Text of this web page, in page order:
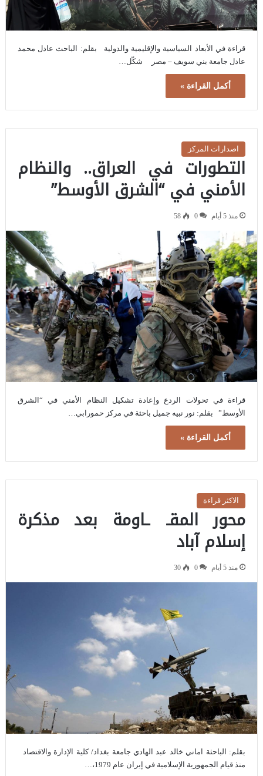
قراءة في الأبعاد السياسية والإقليمية والدولية بقلم: الباحث عادل محمد
عادل جامعة بني سويف – مصر شكّل…
أكمل القراءة »
اصدارات المركز
التطورات في العراق.. والنظام
الأمني في “الشرق الأوسط”
منذ 5 أيام 0
58
قراءة في تحولات الردع وإعادة تشكيل النظام الأمني في “الشرق
الأوسط” بقلم: نور نبيه جميل باحثة في مركز حمورابي…
أكمل القراءة »
الاكثر قراءة
محور المقـ ـاومة بعد مذكرة
إسلام آباد
منذ 5 أيام 0
30
بقلم: الباحثة اماني خالد عبد الهادي جامعة بغداد/ كلية الإدارة والاقتصاد
منذ قيام الجمهورية الإسلامية في إيران عام 1979،…